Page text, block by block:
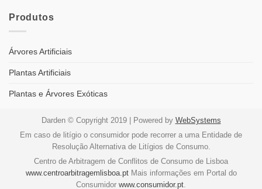
Produtos
Árvores Artificiais
Plantas Artificiais
Plantas e Árvores Exóticas
Darden © Copyright 2019 | Powered by WebSystems
Em caso de litígio o consumidor pode recorrer a uma Entidade de
Resolução Alternativa de Litígios de Consumo.
Centro de Arbitragem de Conflitos de Consumo de Lisboa
www.centroarbitragemlisboa.ptMais informações em Portal do
Consumidor www.consumidor.pt.